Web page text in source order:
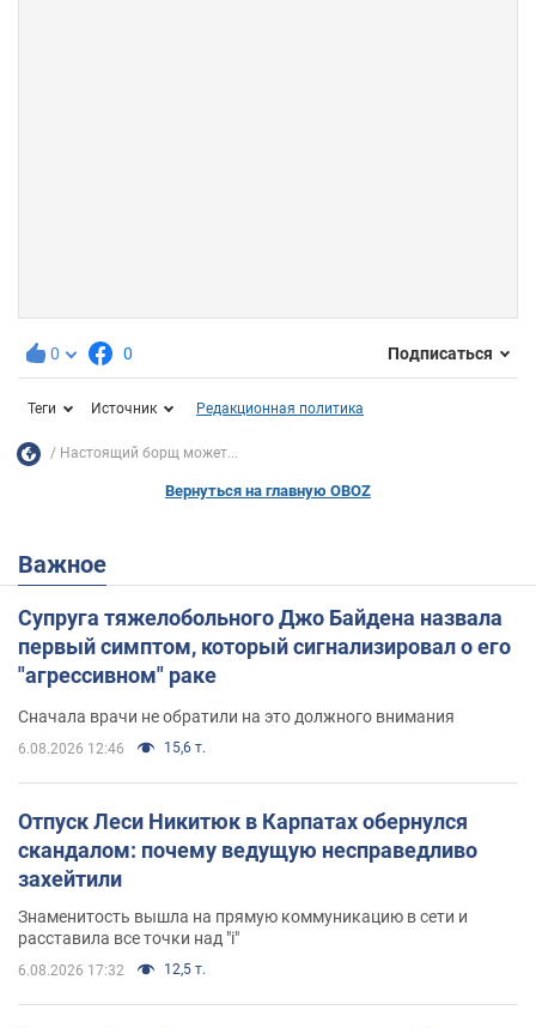
0 0 Подписаться
Теги Источник Редакционная политика
Настоящий борщ может...
Вернуться на главную OBOZ
Важное
Супруга тяжелобольного Джо Байдена назвала
первый симптом, который сигнализировал о его
"агрессивном" раке
Сначала врачи не обратили на это должного внимания
6.08.2026 12:46 15,6 т.
Отпуск Леси Никитюк в Карпатах обернулся
скандалом: почему ведущую несправедливо
захейтили
Знаменитость вышла на прямую коммуникацию в сети и
расставила все точки над "i"
6.08.2026 17:32 12,5 т.